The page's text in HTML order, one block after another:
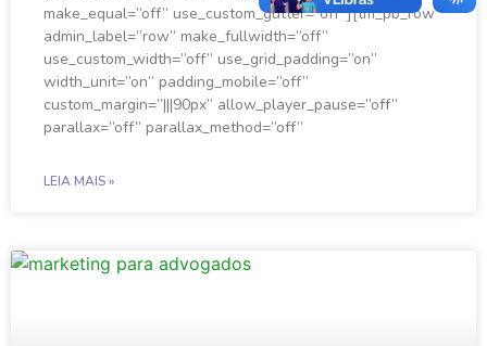
make_equal=”off” use_custom_gutter=”off”][tm_pb_row
admin_label=”row” make_fullwidth=”off”
use_custom_width=”off” use_grid_padding=”on”
width_unit=”on” padding_mobile=”off”
custom_margin=”|||90px” allow_player_pause=”off”
parallax=”off” parallax_method=”off”
LEIA MAIS »